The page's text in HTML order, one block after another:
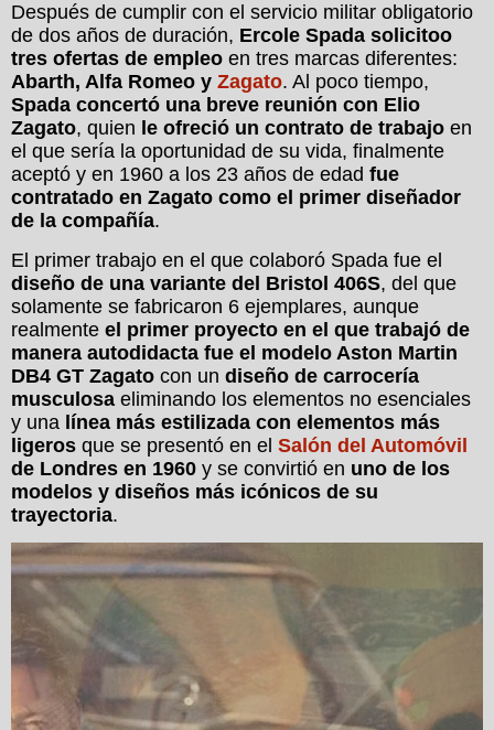
Después de cumplir con el servicio militar obligatorio
de dos años de duración, Ercole Spada solicitoo
tres ofertas de empleo en tres marcas diferentes:
Abarth, Alfa Romeo y Zagato. Al poco tiempo,
Spada concertó una breve reunión con Elio
Zagato, quien le ofreció un contrato de trabajo en
el que sería la oportunidad de su vida, finalmente
aceptó y en 1960 a los 23 años de edad fue
contratado en Zagato como el primer diseñador
de la compañía.
El primer trabajo en el que colaboró Spada fue el
diseño de una variante del Bristol 406S, del que
solamente se fabricaron 6 ejemplares, aunque
realmente el primer proyecto en el que trabajó de
manera autodidacta fue el modelo Aston Martin
DB4 GT Zagato con un diseño de carrocería
musculosa eliminando los elementos no esenciales
y una línea más estilizada con elementos más
ligeros que se presentó en el Salón del Automóvil
de Londres en 1960 y se convirtió en uno de los
modelos y diseños más icónicos de su
trayectoria.